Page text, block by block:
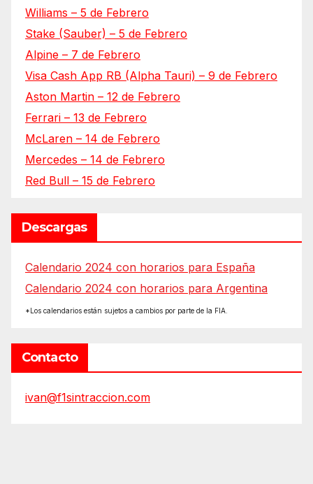
Williams – 5 de Febrero
Stake (Sauber) – 5 de Febrero
Alpine – 7 de Febrero
Visa Cash App RB (Alpha Tauri) – 9 de Febrero
Aston Martin – 12 de Febrero
Ferrari – 13 de Febrero
McLaren – 14 de Febrero
Mercedes – 14 de Febrero
Red Bull – 15 de Febrero
Descargas
Calendario 2024 con horarios para España
Calendario 2024 con horarios para Argentina
*Los calendarios están sujetos a cambios por parte de la FIA.
Contacto
ivan@f1sintraccion.com